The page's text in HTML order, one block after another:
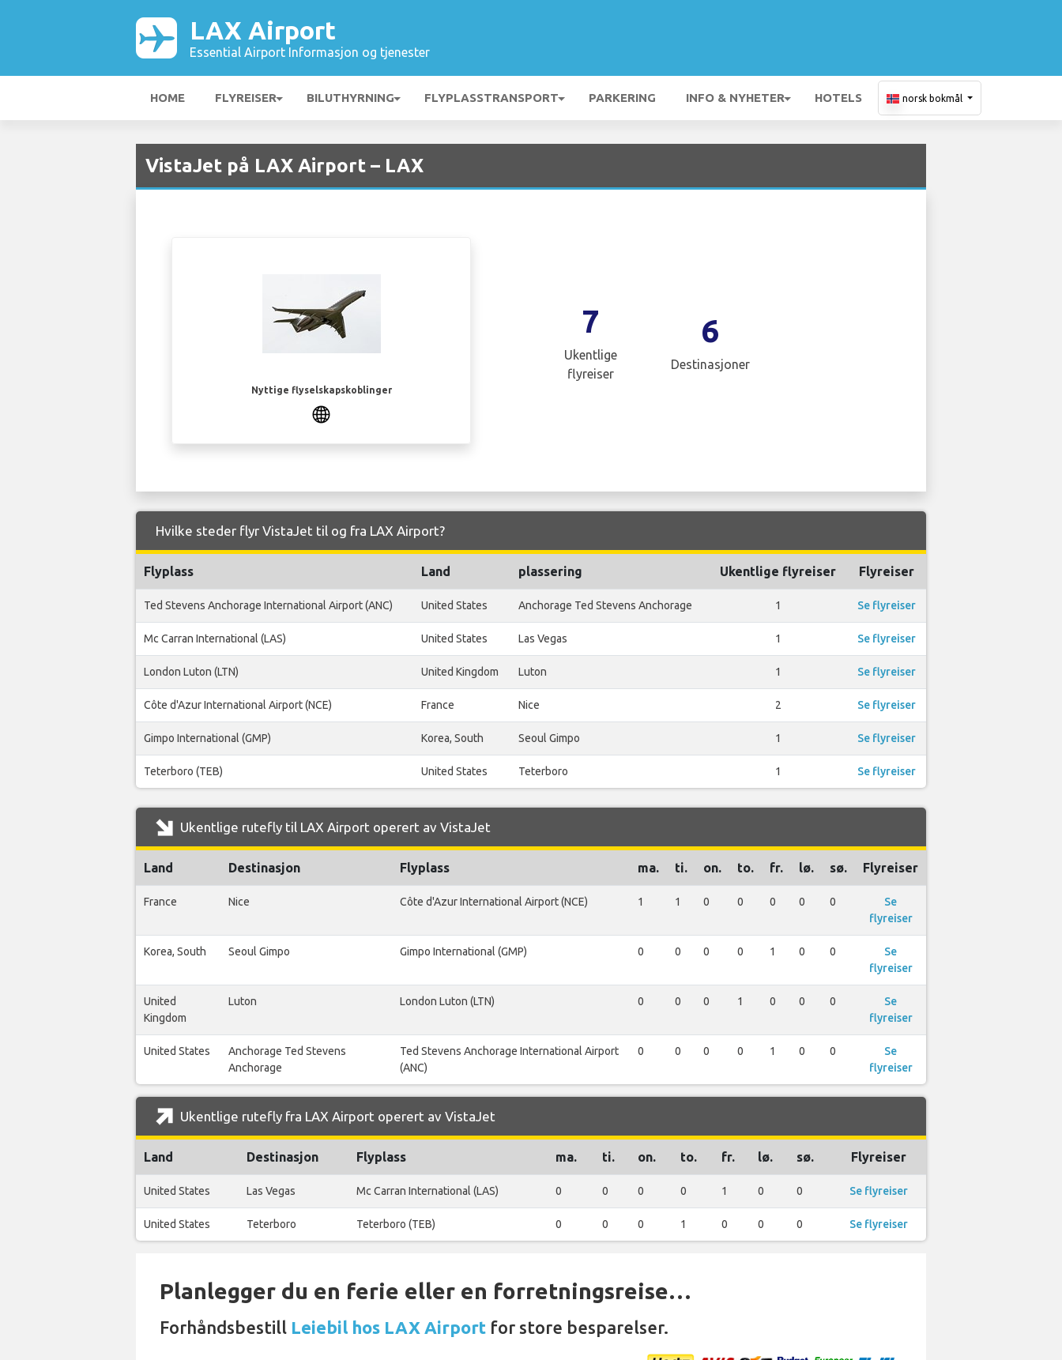
LAX Airport
Essential Airport Informasjon og tjenester
HOME FLYREISER BILUTHYRNING FLYPLASSTRANSPORT PARKERING INFO & NYHETER HOTELS norsk bokmål
VistaJet på LAX Airport – LAX
Nyttige flyselskapskoblinger
7
Ukentlige
flyreiser
6
Destinasjoner
Hvilke steder flyr VistaJet til og fra LAX Airport?
Flyplass Land plassering Ukentlige flyreiser Flyreiser
Ted Stevens Anchorage International Airport (ANC) United States Anchorage Ted Stevens Anchorage 1 Se flyreiser
Mc Carran International (LAS) United States Las Vegas 1 Se flyreiser
London Luton (LTN) United Kingdom Luton 1 Se flyreiser
Côte d'Azur International Airport (NCE) France Nice 2 Se flyreiser
Gimpo International (GMP) Korea, South Seoul Gimpo 1 Se flyreiser
Teterboro (TEB) United States Teterboro 1 Se flyreiser
Ukentlige rutefly til LAX Airport operert av VistaJet
Land Destinasjon Flyplass ma. ti. on. to. fr. lø. sø. Flyreiser
France Nice Côte d'Azur International Airport (NCE) 1 1 0 0 0 0 0
Se
flyreiser
Korea, South Seoul Gimpo Gimpo International (GMP) 0 0 0 0 1 0 0
Se
flyreiser
United
Kingdom
Luton London Luton (LTN) 0 0 0 1 0 0 0
Se
flyreiser
United States
Anchorage Ted Stevens
Anchorage
Ted Stevens Anchorage International Airport
(ANC)
0 0 0 0 1 0 0
Se
flyreiser
Ukentlige rutefly fra LAX Airport operert av VistaJet
Land Destinasjon Flyplass ma. ti. on. to. fr. lø. sø. Flyreiser
United States Las Vegas Mc Carran International (LAS) 0 0 0 0 1 0 0 Se flyreiser
United States Teterboro Teterboro (TEB) 0 0 0 1 0 0 0 Se flyreiser
Planlegger du en ferie eller en forretningsreise…
Forhåndsbestill Leiebil hos LAX Airport for store besparelser.